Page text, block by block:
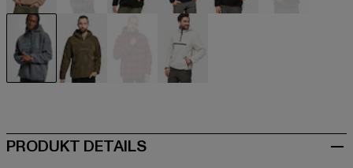
beige schwarz schwarzblau
PRODUKT DETAILS